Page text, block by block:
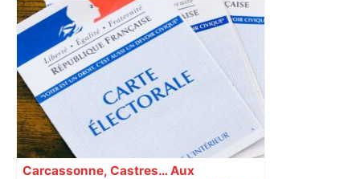
Toulouse : prévisions météo du
mercredi 11 mars 2026 – Météocity
Carcassonne, Castres… Aux